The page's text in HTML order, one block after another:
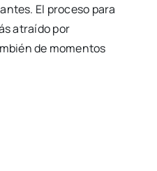
El proceso para
atraído por
de momentos